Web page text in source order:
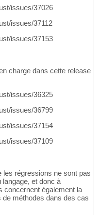
issues/37026
issues/37112
issues/37153
charge dans cette release
issues/36325
issues/36799
issues/37154
issues/37109
les régressions ne sont pas
et donc à
concernent également la
méthodes dans des cas